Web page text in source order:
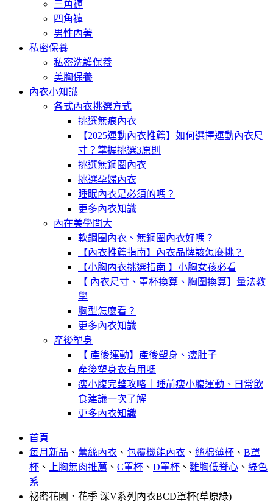
三角褲
四角褲
男性內著
私密保養
私密洗護保養
美胸保養
內衣小知識
各式內衣挑選方式
挑選無痕內衣
【2025運動內衣推薦】如何選擇運動內衣尺
寸？掌握挑選3原則
挑選無鋼圈內衣
挑選孕婦內衣
睡眠內衣是必須的嗎？
更多內衣知識
內在美學問大
軟鋼圈內衣、無鋼圈內衣好嗎？
【內衣推薦指南】內衣品牌該怎麼挑？
【小胸內衣挑選指南 】小胸女孩必看
【 內衣尺寸、罩杯換算、胸圍換算】量法教
學
胸型怎麼看？
更多內衣知識
產後塑身
【 產後運動】產後塑身、瘦肚子
產後塑身衣有用嗎
瘦小腹完整攻略｜睡前瘦小腹運動、日常飲
食建議一次了解
更多內衣知識
首頁
每月新品 、 蕾絲內衣 、 包覆機能內衣 、 絲棉薄杯 、 B罩
杯 、 上胸無肉推薦 、 C罩杯 、 D罩杯 、 雞胸低脊心 、 綠色
系
祕密花園．花季 深V系列內衣BCD罩杯(草原綠)